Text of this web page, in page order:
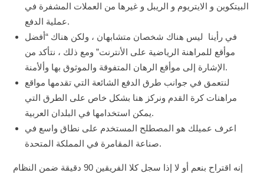
البيتكوين و الايتريوم و الريبل و غيرها من العملات المشفرة في
عملية الدفع.
في رأينا ليس هناك شخصان متشابهان ، ولكن هناك “أفضل
موأقع للمراهنة الرياضية على الأنترنت” ومع ذلك ، نتأكد من
الإشارة إلى موأقع الرهان المتفوقة والموثوق بها وألأمنة.
لنتعمق في جوانب طرق الدفع الشائعة التي تقدمها مواقع
مراهنات كرة القدم ونركز هنا بشكل خاص على الطرق التي
يمكن استخدامها في البلدان العربية.
اعرف عميلك هو المصطلح المستخدم على نطاق واسع في
صناعة المقامرة في المملكة المتحدة.
إنه اقتراح بنعم أو لا إذا سجل كلا الفريقين 90 دقيقة ضمن النظام